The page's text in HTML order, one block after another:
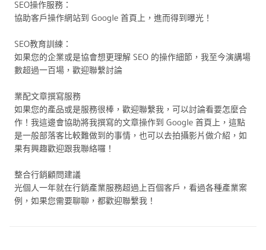
SEO操作服務：
協助客戶操作網站到 Google 首頁上，進而得到曝光！
SEO教育訓練：
如果您的企業或是協會想更理解 SEO 的操作細節，我至今演講場
數超過一百場，歡迎聯繫討論
業配文章撰寫服務
如果您的產品或是服務很棒，歡迎聯繫我，可以討論看要怎麼合
作！我這邊會協助將我撰寫的文章操作到 Google 首頁上，這點
是一般部落客比較難做到的事情，也可以去拍攝影片做介紹，如
果有興趣歡迎跟我聯絡囉！
整合行銷顧問建議
光個人一年就在行銷產業服務超過上百個客戶，看過各種產業案
例，如果您需要聊聊，都歡迎聯繫我！